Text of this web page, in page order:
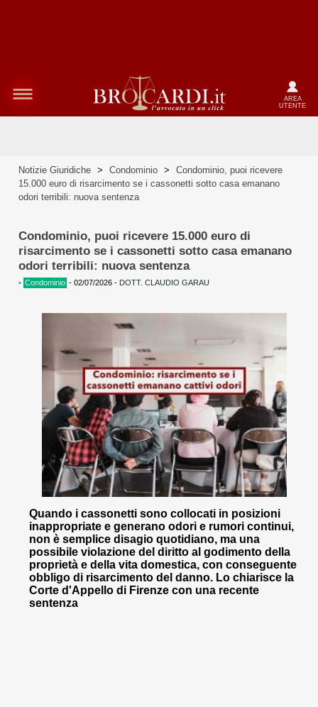
AREA
UTENTE
Notizie Giuridiche > Condominio >
Condominio, puoi ricevere
15.000 euro di risarcimento se i cassonetti sotto casa emanano
odori terribili: nuova sentenza
Condominio, puoi ricevere 15.000 euro di
risarcimento se i cassonetti sotto casa emanano
odori terribili: nuova sentenza
• Condominio - 02/07/2026 - DOTT. CLAUDIO GARAU
Quando i cassonetti sono collocati in posizioni
inappropriate e generano odori e rumori continui,
non è semplice disagio quotidiano, ma una
possibile violazione del diritto al godimento della
proprietà e della vita domestica, con conseguente
obbligo di risarcimento del danno. Lo chiarisce la
Corte d'Appello di Firenze con una recente
sentenza